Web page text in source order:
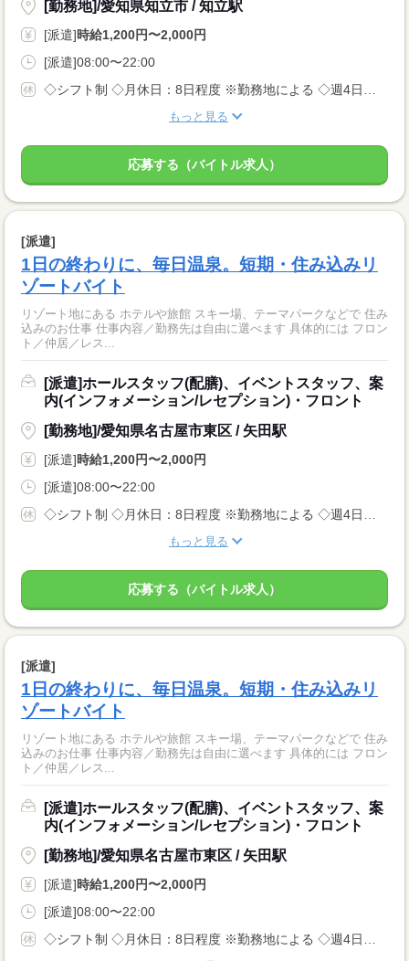
[勤務地]/愛知県知立市 / 知立駅
[派遣]時給1,200円〜2,000円
[派遣]08:00〜22:00
もっと見る
応募する（バイトル求人）
[派遣]
1日の終わりに、毎日温泉。短期・住み込みリ
ゾートバイト
リゾート地にある ホテルや旅館 スキー場、テーマパークなどで 住み
込みのお仕事 仕事内容／勤務先は自由に選べます 具体的には フロン
ト／仲居／レス...
[派遣]ホールスタッフ(配膳)、イベントスタッフ、案
内(インフォメーション/レセプション)・フロント
[勤務地]/愛知県名古屋市東区 / 矢田駅
[派遣]時給1,200円〜2,000円
[派遣]08:00〜22:00
もっと見る
応募する（バイトル求人）
[派遣]
1日の終わりに、毎日温泉。短期・住み込みリ
ゾートバイト
リゾート地にある ホテルや旅館 スキー場、テーマパークなどで 住み
込みのお仕事 仕事内容／勤務先は自由に選べます 具体的には フロン
ト／仲居／レス...
[派遣]ホールスタッフ(配膳)、イベントスタッフ、案
内(インフォメーション/レセプション)・フロント
[勤務地]/愛知県名古屋市東区 / 矢田駅
[派遣]時給1,200円〜2,000円
[派遣]08:00〜22:00